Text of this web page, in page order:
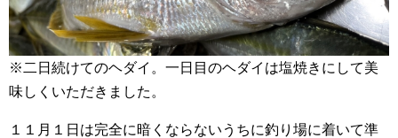
※二日続けてのヘダイ。一日目のヘダイは塩焼きにして美
味しくいただきました。
１１月１日は完全に暗くならないうちに釣り場に着いて準